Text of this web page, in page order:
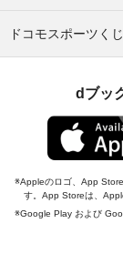
ドコモスポーツくじ
dブッ
Appleのロゴ、App
す。App Storeは、
Google Play および